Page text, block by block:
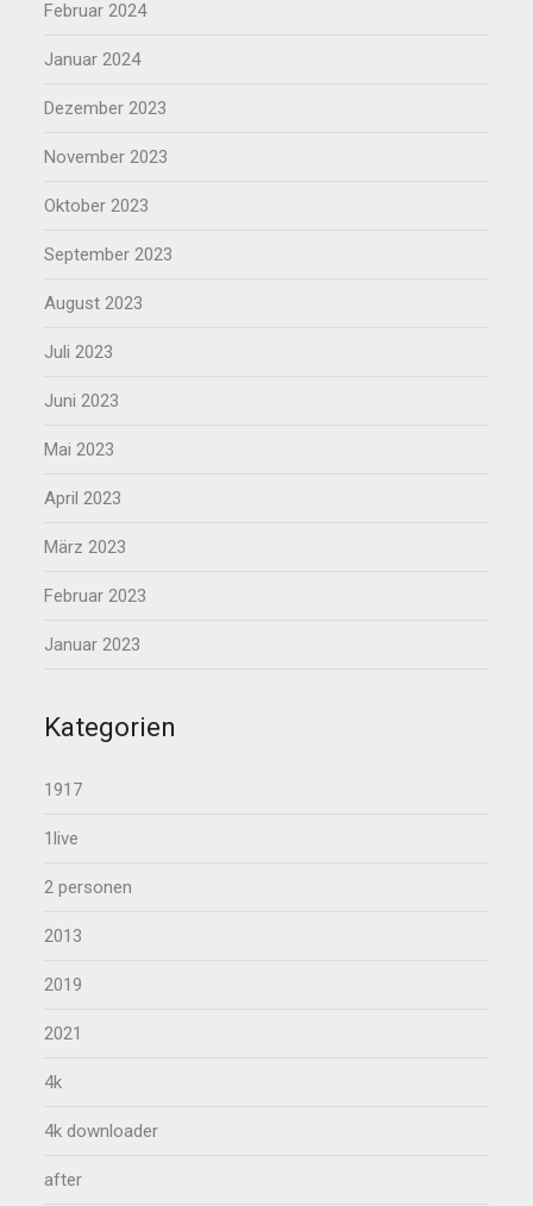
Februar 2024
Januar 2024
Dezember 2023
November 2023
Oktober 2023
September 2023
August 2023
Juli 2023
Juni 2023
Mai 2023
April 2023
März 2023
Februar 2023
Januar 2023
Kategorien
1917
1live
2 personen
2013
2019
2021
4k
4k downloader
after